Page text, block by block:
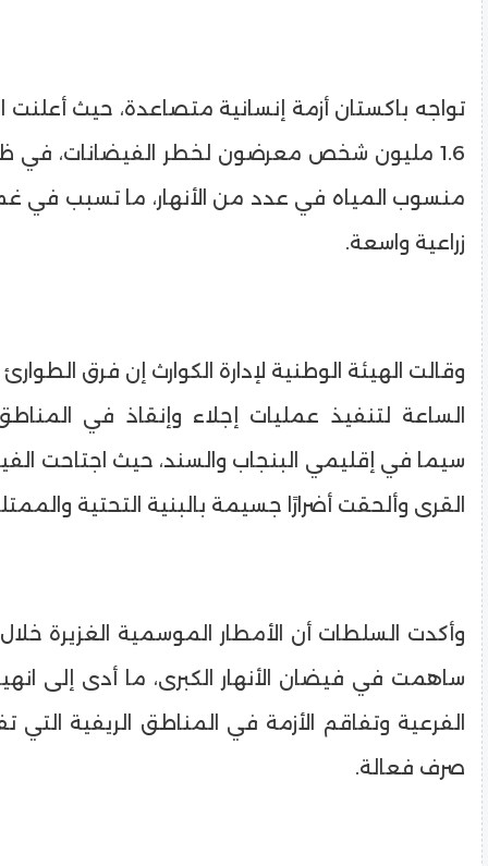
تواجه باكستان أزمة إنسانية متصاعدة، حيث
1.6 مليون شخص معرضون لخطر الفيضانات، في ظل
منسوب المياه في عدد من الأنهار، ما تسبب في
زراعية واسعة.
وقالت الهيئة الوطنية لإدارة الكوارث إن فرق
الساعة لتنفيذ عمليات إجلاء وإنقاذ في المناطق
سيما في إقليمي البنجاب والسند، حيث اجتاحت
القرى وألحقت أضرارًا جسيمة بالبنية التحتية
وأكدت السلطات أن الأمطار الموسمية الغزيرة خلال
ساهمت في فيضان الأنهار الكبرى، ما أدى إلى
الفرعية وتفاقم الأزمة في المناطق الريفية التي
صرف فعالة.